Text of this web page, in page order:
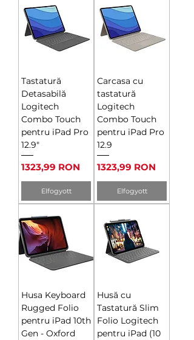
Tastatură
Detasabilă
Logitech
Combo Touch
pentru iPad Pro
12.9"
Ár
1323,99 RON
Elfogyott
Carcasa cu
tastatură
Logitech
Combo Touch
pentru iPad Pro
12.9
Ár
1323,99 RON
Elfogyott
Husa Keyboard
Rugged Folio
pentru iPad 10th
Gen - Oxford
Husă cu
Tastatură Slim
Folio Logitech
pentru iPad (10